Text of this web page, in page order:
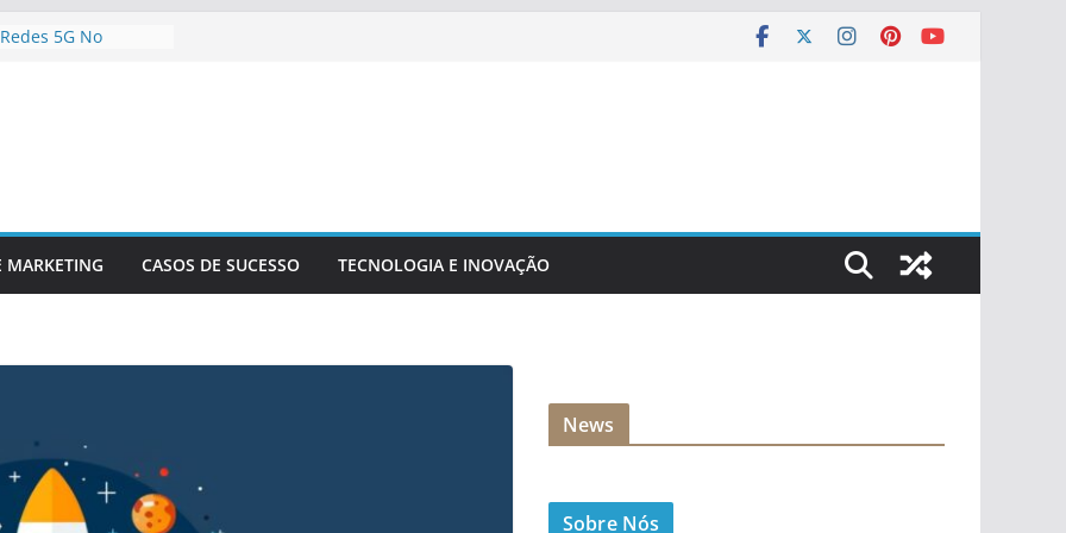
5G No
Futuras
Inteligência
De Dados
Inovação
MARKETING CASOS DE SUCESSO TECNOLOGIA E INOVAÇÃO
News
Sobre Nós